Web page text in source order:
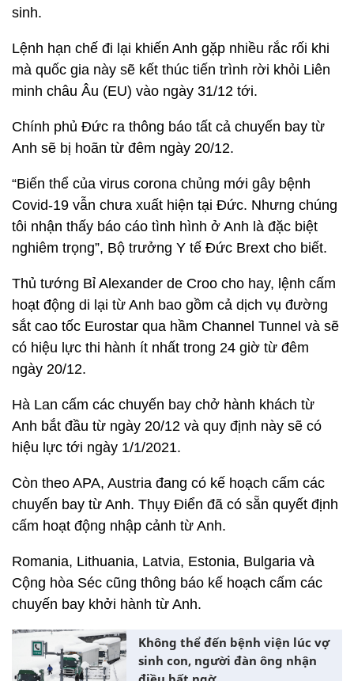
sinh.
Lệnh hạn chế đi lại khiến Anh gặp nhiều rắc rối khi
mà quốc gia này sẽ kết thúc tiến trình rời khỏi Liên
minh châu Âu (EU) vào ngày 31/12 tới.
Chính phủ Đức ra thông báo tất cả chuyến bay từ
Anh sẽ bị hoãn từ đêm ngày 20/12.
“Biến thể của virus corona chủng mới gây bệnh
Covid-19 vẫn chưa xuất hiện tại Đức. Nhưng chúng
tôi nhận thấy báo cáo tình hình ở Anh là đặc biệt
nghiêm trọng”, Bộ trưởng Y tế Đức Brext cho biết.
Thủ tướng Bỉ Alexander de Croo cho hay, lệnh cấm
hoạt động di lại từ Anh bao gồm cả dịch vụ đường
sắt cao tốc Eurostar qua hầm Channel Tunnel và sẽ
có hiệu lực thi hành ít nhất trong 24 giờ từ đêm
ngày 20/12.
Hà Lan cấm các chuyến bay chở hành khách từ
Anh bắt đầu từ ngày 20/12 và quy định này sẽ có
hiệu lực tới ngày 1/1/2021.
Còn theo APA, Austria đang có kế hoạch cấm các
chuyến bay từ Anh. Thụy Điển đã có sẵn quyết định
cấm hoạt động nhập cảnh từ Anh.
Romania, Lithuania, Latvia, Estonia, Bulgaria và
Cộng hòa Séc cũng thông báo kế hoạch cấm các
chuyến bay khởi hành từ Anh.
Không thể đến bệnh viện lúc vợ
sinh con, người đàn ông nhận